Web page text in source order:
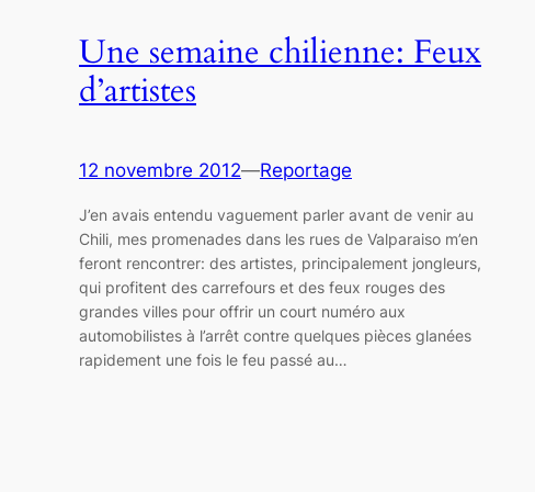
Une semaine chilienne: Feux
d’artistes
12 novembre 2012—Reportage
J’en avais entendu vaguement parler avant de venir au
Chili, mes promenades dans les rues de Valparaiso m’en
feront rencontrer: des artistes, principalement jongleurs,
qui profitent des carrefours et des feux rouges des
grandes villes pour offrir un court numéro aux
automobilistes à l’arrêt contre quelques pièces glanées
rapidement une fois le feu passé au…